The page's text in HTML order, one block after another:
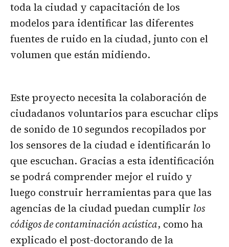
toda la ciudad y capacitación de los
modelos para identificar las diferentes
fuentes de ruido en la ciudad, junto con el
volumen que están midiendo.
Este proyecto necesita la colaboración de
ciudadanos voluntarios para escuchar clips
de sonido de 10 segundos recopilados por
los sensores de la ciudad e identificarán lo
que escuchan. Gracias a esta identificación
se podrá comprender mejor el ruido y
luego construir herramientas para que las
agencias de la ciudad puedan cumplir los
códigos de contaminación acústica, como ha
explicado el post-doctorando de la